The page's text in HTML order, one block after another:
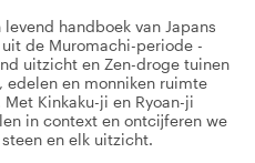
handboek van Japans
de Muromachi-periode -
uitzicht en Zen-droge tuinen
edelen en monniken ruimte
Kinkaku-ji en Ryoan-ji
in context en ontcijferen we
en elk uitzicht.